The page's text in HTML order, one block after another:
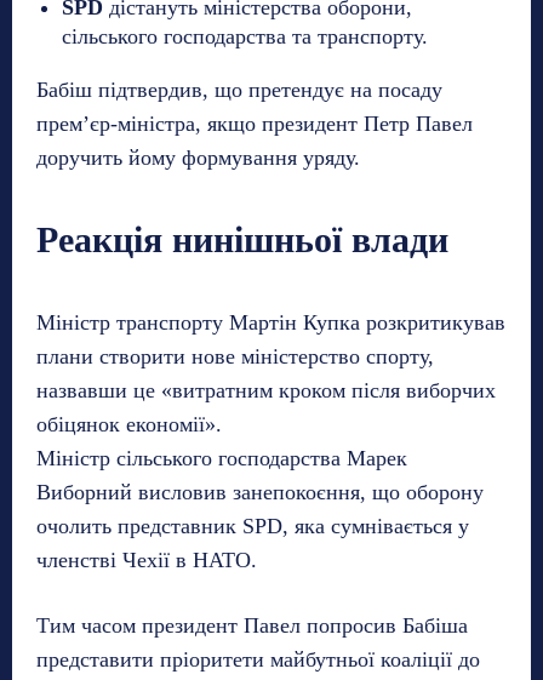
SPD дістануть міністерства оборони,
сільського господарства та транспорту.
Бабіш підтвердив, що претендує на посаду
прем’єр-міністра, якщо президент Петр Павел
доручить йому формування уряду.
Реакція нинішньої влади
Міністр транспорту Мартін Купка розкритикував
плани створити нове міністерство спорту,
назвавши це «витратним кроком після виборчих
обіцянок економії».
Міністр сільського господарства Марек
Виборний висловив занепокоєння, що оборону
очолить представник SPD, яка сумнівається у
членстві Чехії в НАТО.
Тим часом президент Павел попросив Бабіша
представити пріоритети майбутньої коаліції до